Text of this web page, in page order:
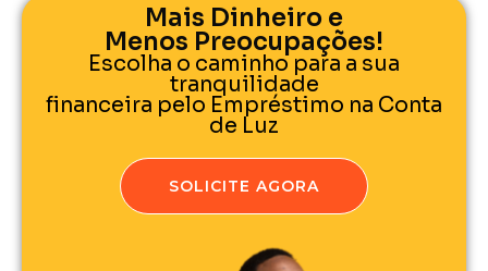
Mais Dinheiro e
Menos Preocupações!
Escolha o caminho para a sua
tranquilidade
financeira pelo Empréstimo na Conta
de Luz
SOLICITE AGORA